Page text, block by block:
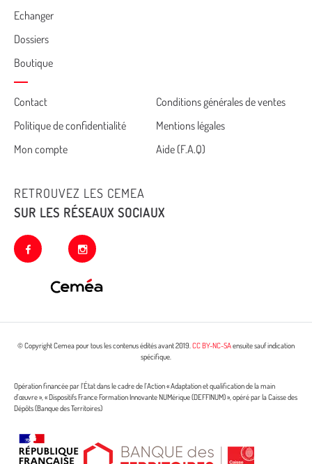
Echanger
Dossiers
Boutique
Cemea
footer
Contact
Conditions générales de ventes
Politique de confidentialité
Mentions légales
Mon compte
Aide (F.A.Q)
RETROUVEZ LES CEMEA
SUR LES RÉSEAUX SOCIAUX
facebook instagram
© Copyright Cemea pour tous les contenus édités avant 2019.CC BY-NC-SAensuite sauf indication
spécifique.
Opération financée par l’État dans le cadre de l’Action « Adaptation et qualification de la main
d’œuvre », « Dispositifs France Formation Innovante NUMérique (DEFFINUM) », opéré par la Caisse des
Dépôts (Banque des Territoires)